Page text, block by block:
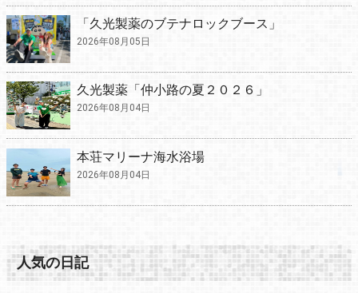
「久光製薬のブテナロックブース」
2026年08月05日
久光製薬「仲小路の夏２０２６」
2026年08月04日
本荘マリーナ海水浴場
2026年08月04日
人気の日記